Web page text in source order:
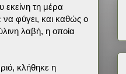
εκείνη τη μέρα
να φύγει, και καθώς ο
λαβή, η οποία
κλήθηκε η